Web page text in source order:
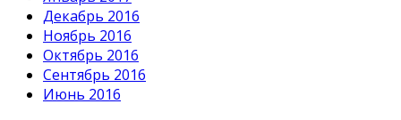
Декабрь 2016
Ноябрь 2016
Октябрь 2016
Сентябрь 2016
Июнь 2016